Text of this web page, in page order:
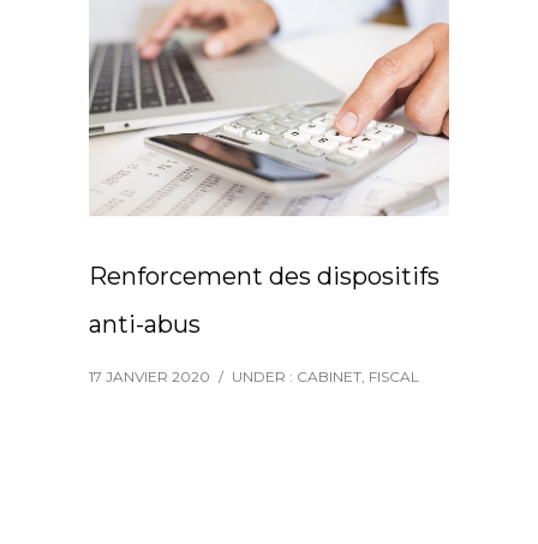
Renforcement des dispositifs
anti-abus
17 JANVIER 2020 / UNDER : CABINET, FISCAL